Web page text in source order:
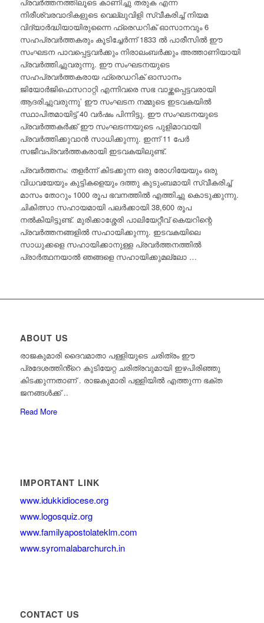
നിരീശ്വരവാദികളുടെ വെല്ലുവിളി സ്വീകരിച്ച് നിയമ
വിദ്യാർദ്ധിയായിരുന്നെെ ഫ്രെഡറിക് ഓസാനവും 6
സഹപ്രവർത്തകരും കൂടിച്ചേർന്ന് 1833 ൽ പാരീസിൽ ഈ
സംഘടന പാവപ്പെട്ടവർക്കും നിരാലംബർക്കും അത്താണിയായി
പ്രവർത്തിച്ചുവരുന്നു. ഈ സംഘടനയുടെ
സഹപ്രവർത്തകരായ ഫ്രെഡറിക് ഓസാനം
ജിയോർജിഫെസറാറ്റി എന്നിവരെ സഭ വാഴ്ത്തപ്പെട്ടവരായി
ആദരിച്ചുവരുന്നു’ ഈ സംഘടന നമ്മുടെ ഇടവകയിൽ
സ്ഥാപിതമായിട്ട് 40 വർഷം പിന്നിട്ടു. ഈ സംഘടനയുടെ
പ്രവർത്തകർക്ക് ഈ സംഘടന്നയുടെ പുളിമാവായി
പ്രവർത്തിക്കുവാൻ സാധിക്കുന്നു. ഇന്ന് 11 പേർ
സജീവപ്രവർത്തകരായി ഇടവകയിലുണ്ട്.
പ്രവർത്തനം: തളർന്ന് കിടക്കുന്ന ഒരു രോഗിയേയും ഒരു
വിധവയേയും കുട്ടികളെയും ദത്തു കുടുംബമായി സ്വീകരിച്ച്
മാസം തോറും 1000 രൂപ ഭവനത്തിൽ എത്തിച്ചു കൊടുക്കുന്നു.
ചികിത്സാ സഹായമായി പലർക്കായി 38,600 രൂപ
നൽകിയിട്ടുണ്ട്. മുരിക്കാശ്ശേരി പാലിയേറ്റീവ് കെയറിന്റെ
പ്രവർത്തനങ്ങളിൽ സഹായിക്കുന്നു. ഇടവകയിലെ
സാധുക്കളെ സഹായിക്കാനുള്ള പ്രവർത്തനത്തിൽ
പ്രാർത്ഥനയാൽ ഞങ്ങളെ സഹായിക്കുമല്ലോ …
ABOUT US
രാജകുമാരി ദൈവമാതാ പള്ളിയുടെ ചരിത്രം ഈ
പ്രദേശത്തിൻ്റെ കുടിയേറ്റ ചരിത്രവുമായി ഇഴപിരിഞ്ഞു
കിടക്കുന്നതാണ് . രാജകുമാരി പള്ളിയിൽ എത്തുന്ന ഭക്ത
ജനങ്ങൾക്ക്‌ ..
Read More
IMPORTANT LINK
www.idukkidiocese.org
www.logosquiz.org
www.familyapostolateklm.com
www.syromalabarchurch.in
CONTACT US